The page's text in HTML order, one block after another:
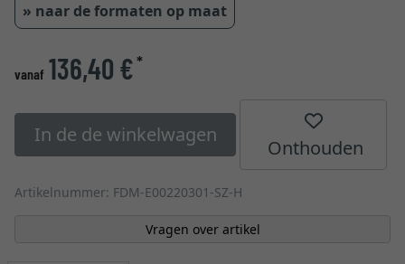
» naar de formaten op maat
vanaf 136,40 €*
In de de winkelwagen
Onthouden
Artikelnummer: FDM-E00220301-SZ-H
Vragen over artikel